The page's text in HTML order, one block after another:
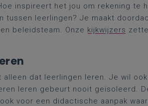
inspireert het jou om rekening te
tussen leerlingen? Je maakt
beleidsteam. Onze kijkwijzers
alleen dat leerlingen leren. Je wil
leren gebeurt nooit geïsoleerd.
voor een didactische aanpak